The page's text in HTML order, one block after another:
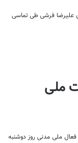
علیرضا فرشی طی تماسی
ملی
ملی مدنی روز دوشنبه